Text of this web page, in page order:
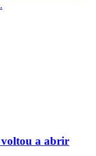
voltou a abrir